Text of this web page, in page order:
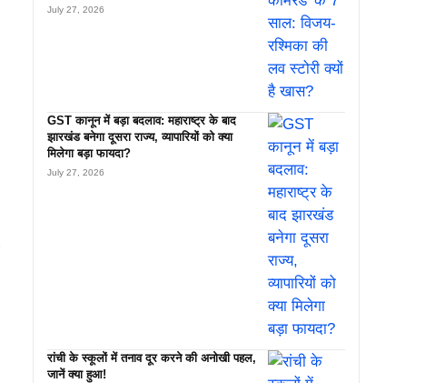
July 27, 2026
GST कानून में बड़ा बदलाव: महाराष्ट्र के बाद
झारखंड बनेगा दूसरा राज्य, व्यापारियों को क्या
मिलेगा बड़ा फायदा?
July 27, 2026
रांची के स्कूलों में तनाव दूर करने की अनोखी पहल,
जानें क्या हुआ!